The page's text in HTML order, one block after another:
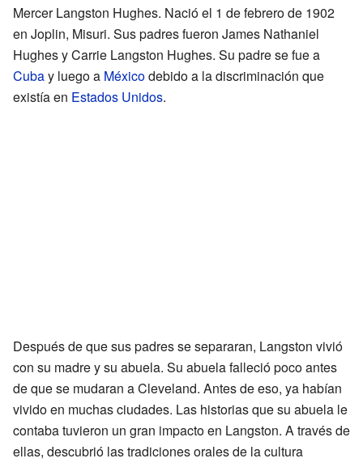
Mercer Langston Hughes. Nació el 1 de febrero de 1902
en Joplin, Misuri. Sus padres fueron James Nathaniel
Hughes y Carrie Langston Hughes. Su padre se fue a
Cubay luego a Méxicodebido a la discriminación que
existía en Estados Unidos.
Después de que sus padres se separaran, Langston vivió
con su madre y su abuela. Su abuela falleció poco antes
de que se mudaran a Cleveland. Antes de eso, ya habían
vivido en muchas ciudades. Las historias que su abuela le
contaba tuvieron un gran impacto en Langston. A través de
ellas, descubrió las tradiciones orales de la cultura